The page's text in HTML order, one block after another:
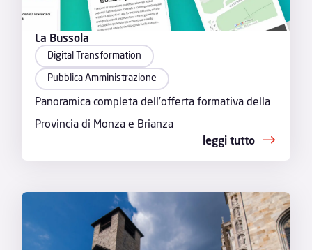
La Bussola
Digital Transformation
Pubblica Amministrazione
Panoramica completa dell’offerta formativa della
Provincia di Monza e Brianza
leggi tutto